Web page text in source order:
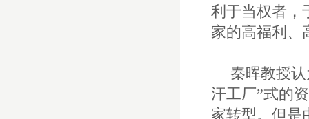
利于当权者，
家的高福利、
秦晖教授
汗工厂”式的
家转型。但是